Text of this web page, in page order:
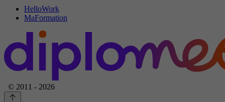
HelloWork
MaFormation
© 2011 - 2026